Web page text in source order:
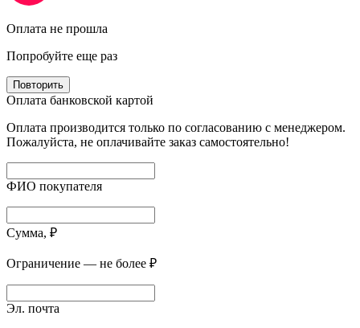
Оплата не прошла
Попробуйте еще раз
Повторить
Оплата банковской картой
Оплата производится только по согласованию с менеджером.
Пожалуйста, не оплачивайте заказ самостоятельно!
ФИО покупателя
Сумма, ₽
Ограничение — не более ₽
Эл. почта